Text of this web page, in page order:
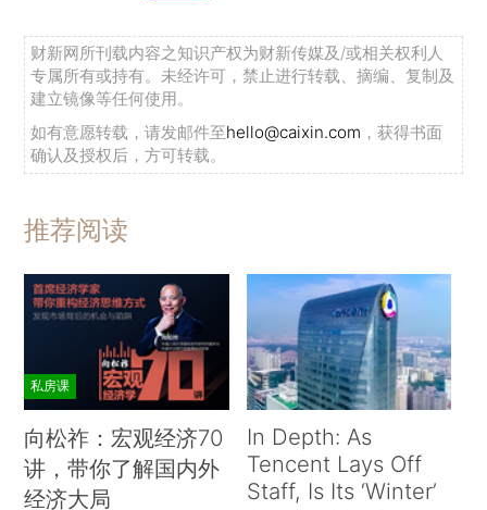
财新网所刊载内容之知识产权为财新传媒及/或相关权利人
专属所有或持有。未经许可，禁止进行转载、摘编、复制及
建立镜像等任何使用。
如有意愿转载，请发邮件至hello@caixin.com ，获得书面
确认及授权后，方可转载。
推荐阅读
私房课
向松祚：宏观经济70
讲，带你了解国内外
经济大局
In Depth: As
Tencent Lays Off
Staff, Is Its ‘Winter’